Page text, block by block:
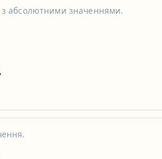
абсолютними значеннями.
.